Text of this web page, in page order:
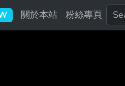
關於本站 粉絲專頁